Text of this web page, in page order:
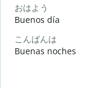
おはよう
Buenos día
こんばんは
Buenas noches